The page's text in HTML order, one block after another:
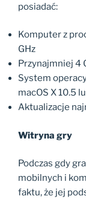
posiadać:
Komputer z
GHz
Przynajmniej 4
System
macOS X 10.5
Aktualizacje
Witryna gry
Podczas gdy
mobilnych i
faktu, że jej